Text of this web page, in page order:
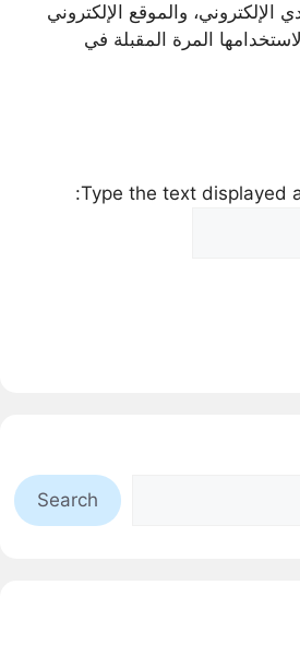
والموقع الإلكتروني
المرة المقبلة في
Type the text displayed
Search